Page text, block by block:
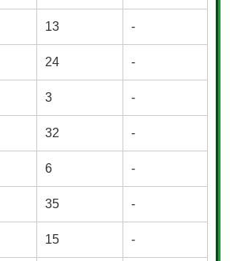
13 -
24 -
3 -
32 -
6 -
35 -
15 -